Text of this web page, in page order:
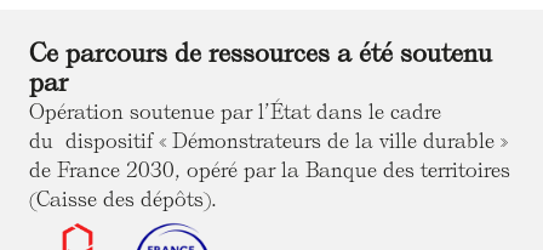
Ce parcours de ressources a été soutenu
par
Opération soutenue par l’État dans le cadre
du dispositif « Démonstrateurs de la ville durable »
de France 2030, opéré par la Banque des territoires
(Caisse des dépôts).